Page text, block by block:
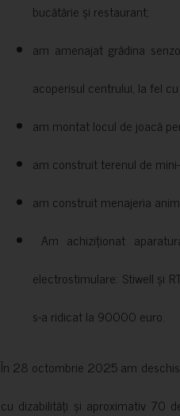
bucătărie și restaurant;
am amenajat grădina
acoperisul centrului, la fel
am montat locul de joacă
am construit terenul de
am construit menajeria
Am achiziționat
electrostimulare: Stiwell și
s-a ridicat la 90000 euro.
În 28 octombrie 2025 am
cu dizabilități și aproximativ 70